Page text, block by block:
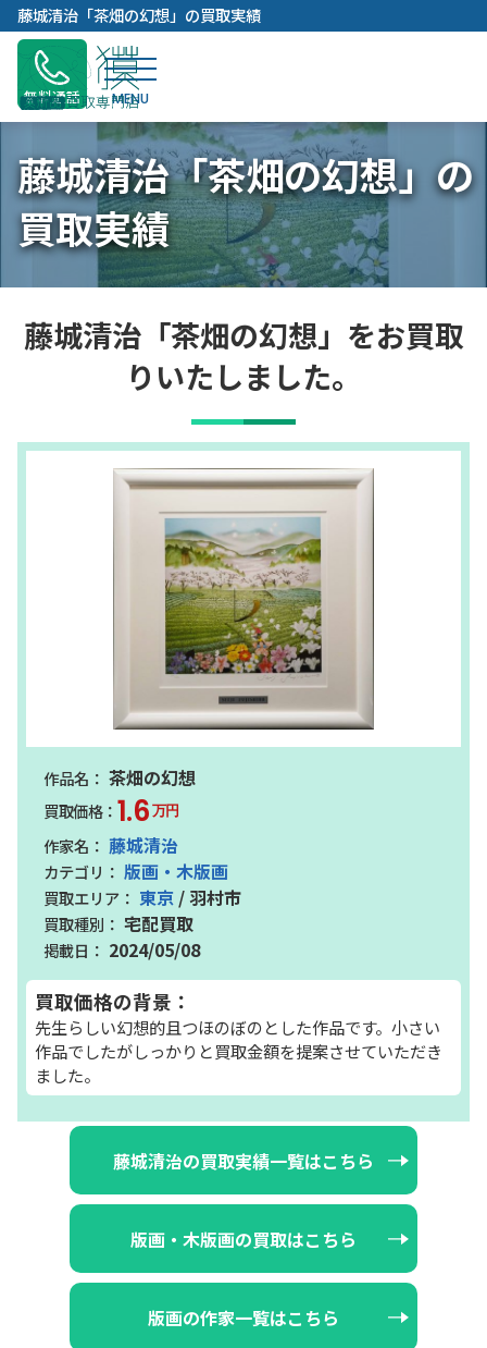
内
容
キ
ッ
プ
藤城清治「茶畑の幻想」の買取実績
無料通話
藤城清治「茶畑の幻想」の
買取実績
藤城清治「茶畑の幻想」をお買取
りいたしました。
茶畑の幻想
1.6万円
藤城清治
版画・木版画
東京 / 羽村市
宅配買取
2024/05/08
買取価格の背景：
先生らしい幻想的且つほのぼのとした作品です。小さい
作品でしたがしっかりと買取金額を提案させていただき
ました。
藤城清治の買取実績一覧はこちら
版画・木版画の買取はこちら
版画の作家一覧はこちら